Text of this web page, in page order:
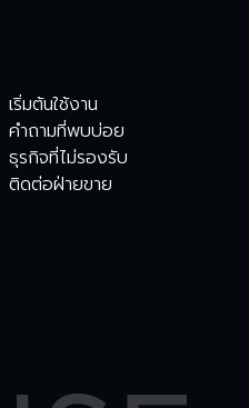
เริ่มต้นใช้งาน
คำถามที่พบบ่อย
ธุรกิจที่ไม่รองรับ
ติดต่อฝ่ายขาย
OMISE SUPPORT.